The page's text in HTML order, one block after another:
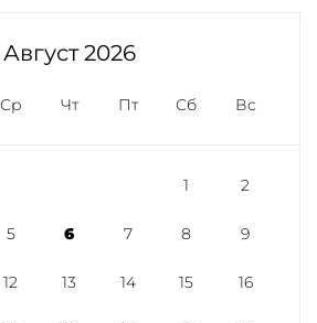
Август 2026
Ср Чт Пт Сб Вс
1 2
5 6 7 8 9
12 13 14 15 16